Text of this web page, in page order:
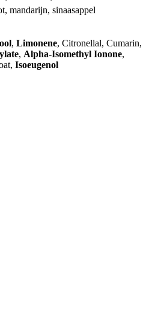
mandarijn, sinaasappel
, Limonene, Citronellal, Cumarin,
, Alpha-Isomethyl Ionone,
Isoeugenol